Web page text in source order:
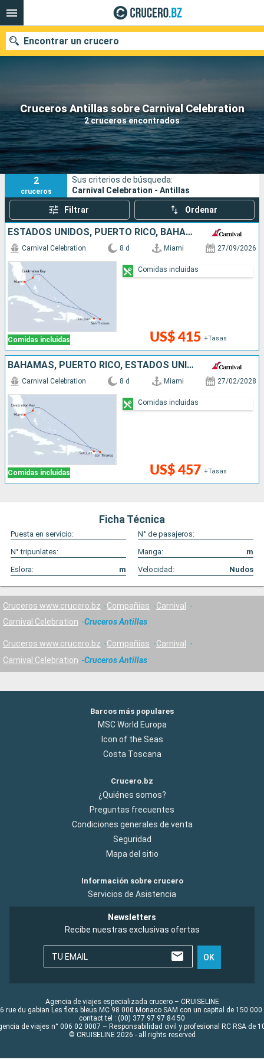
Cruceros Antillas sobre Carnival Celebration
2 cruceros encontrados
Encontrar un crucero
Nuestros destinos
Fecha de salida
Puertos Compañías
Buscar
2
cruceros
Sus criterios de búsqueda:
Carnival Celebration - Antillas
Filtrar Ordenar
ESTADOS UNIDOS, PUERTO RICO, BAHAMAS
Comidas incluidas
Carnival Celebration 8 d Miami 27/09/2026
US$ 415 +Tasas
Comidas incluidas
BAHAMAS, PUERTO RICO, ESTADOS UNIDOS
Comidas incluidas
Carnival Celebration 8 d Miami 27/02/2028
US$ 457 +Tasas
Comidas incluidas
Ficha Técnica
Puesta en servicio:
N° de pasajeros:
N° tripunlates:
Manga:
m
Eslora:
m Velocidad: Nudos
Cruceros www.crucero.bz Compañías
Carnival
Carnival Celebration
Cruceros Antillas
Cruceros www.crucero.bz Compañías
Carnival
Carnival Celebration
Cruceros Antillas
Barcos más populares
MSC World Europa
Icon of the Seas
Costa Toscana
Crucero.bz
¿Quiénes somos?
Preguntas frecuentes
Condiciones generales de venta
Seguridad
Mapa del sitio
Información sobre crucero
Servicios de Asistencia
Newsletters
Recibe nuestras exclusivas ofertas
TU EMAIL OK
Agencia de viajes especializada crucero – CRUISELINE
rue du gabian Les flots bleus MC 98 000 Monaco SAM con un capital de 150 000
contact tel : (00) 377 97 97 84 50
de viajes n° 006 02 0007 – Responsabilidad civil y profesional RC RSA de
© CRUISELINE 2026 - all rights reserved